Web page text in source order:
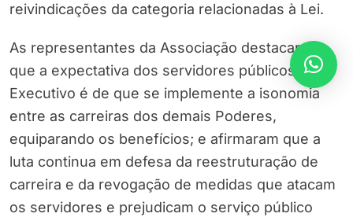
reivindicações da categoria relacionadas à Lei.
As representantes da Associação destacaram
que a expectativa dos servidores públicos do
Executivo é de que se implemente a isonomia
entre as carreiras dos demais Poderes,
equiparando os benefícios; e afirmaram que a
luta continua em defesa da reestruturação de
carreira e da revogação de medidas que atacam
os servidores e prejudicam o serviço público